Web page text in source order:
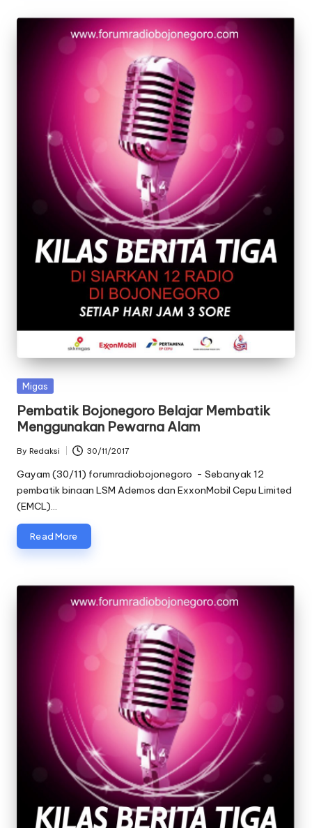
Posted
Migas
Pembatik Bojonegoro Belajar Membatik
Menggunakan Pewarna Alam
Posted
by
By Redaksi 30/11/2017
Gayam (30/11) forumradiobojonegoro - Sebanyak 12
pembatik binaan LSM Ademos dan ExxonMobil Cepu Limited
(EMCL)…
Read More